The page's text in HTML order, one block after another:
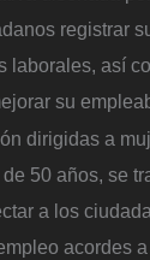
registrar
laborales, así
su
dirigidas a
50 años, se
a los
acordes